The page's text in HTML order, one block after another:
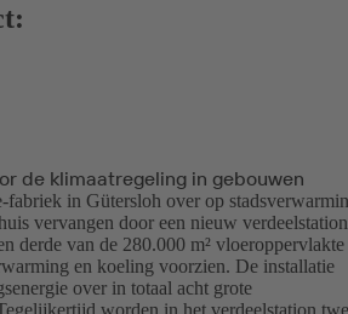
de klimaatregeling in gebouwen
fabriek in Gütersloh over op
vervangen door een nieuw
derde van de 280.000 m² vloeroppervlakte
en koeling voorzien. De installatie
over in totaal acht grote
worden in het verdeelstation